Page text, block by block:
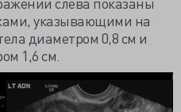
указывающими на
диаметром 0,8 см и
1,6 см.